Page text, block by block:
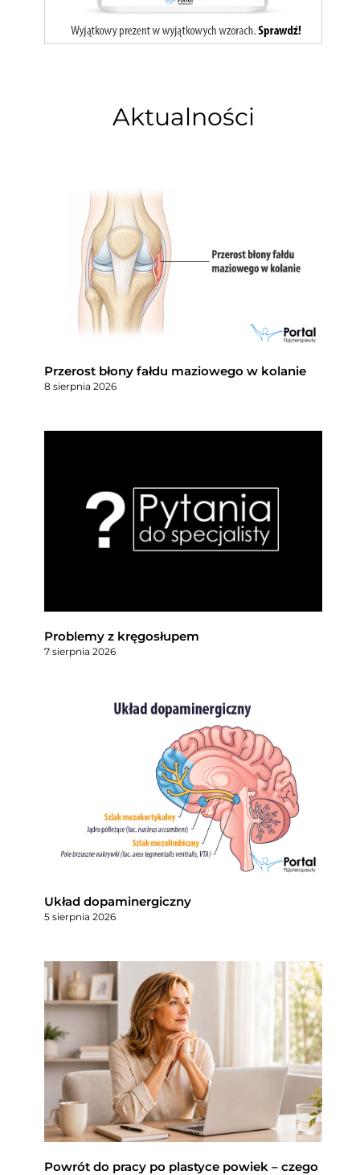
Aktualności
Przerost błony fałdu maziowego w kolanie
8 sierpnia 2026
Problemy z kręgosłupem
7 sierpnia 2026
Układ dopaminergiczny
5 sierpnia 2026
Powrót do pracy po plastyce powiek – czego